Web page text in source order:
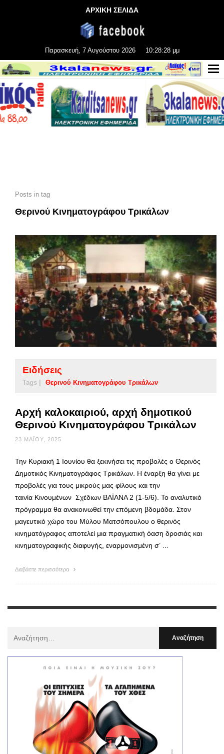
ΑΡΧΙΚΗ ΣΕΛΙΔΑ
Παρασκευή, 7 Αυγούστου 2026 10:28:29 μμ
Posts in tag
Θερινού Κινηματογράφου Τρικάλων
Ειδήσεις
Tags | Θερινού Κινηματογράφου Τρικάλων
Αρχή καλοκαιριού, αρχή δημοτικού
Θερινού Κινηματογράφου Τρικάλων
23 ΜΑΪ́ΟΥ, 2025
Την Κυριακή 1 Ιουνίου θα ξεκινήσει τις προβολές ο Θερινός
Δημοτικός Κινηματογράφος Τρικάλων. Η έναρξη θα γίνει με
προβολές για τους μικρούς μας φίλους και την
ταινία Κινουμένων Σχέδιων ΒΑΪΑΝΑ 2 (1-5/6). Το αναλυτικό
πρόγραμμα θα ανακοινωθεί την επόμενη βδομάδα. Στον
μαγευτικό χώρο του Μύλου Ματσόπουλου ο θερινός
κινηματόγραφος αποτελεί μια πραγματική όαση δροσιάς και
κινηματογραφικής διαφυγής, εναρμονισμένη σ’ …
Διαβάστε περισσότερα
: